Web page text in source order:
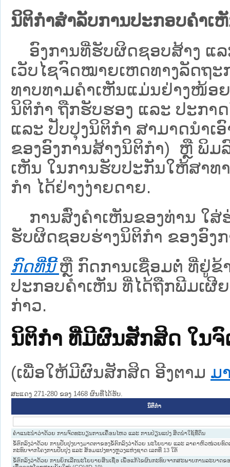
ນິຕິກຳສຳລັບການປະກອບຄຳເ
ອົງການທີ່ຮັບຜິດຊອບສ້າງ ແລ
ເວັບ​ໄຊຈົດໝາຍເຫດທາງລັດຖະ
ທາບທາມຄໍາເຫັນແມ່ນຢ່າງໜ້ອ
ນິຕິກໍາ ຖືກຮັບຮອງ ແລະ ປະກາ
ແລະ ປັບປຸງນິຕິກໍາ ສາມາດນຳເ
ຂອງອົງການສ້າງນິຕິກຳ) ຫຼື ພິມ
ເຫັນ ໃນການຮັບປະກັນໃຫ້ສາທ
ກຳ ໄດ້ຢ່າງງ່າຍດາຍ.
ການສົ່ງຄໍາເຫັນຂອງທ່ານ ໃສ່
ຮັບຜິດຊອບຮ່າງນິຕິກຳ ຂອງອົງ
ກົດທີ່ນີ້ ຫຼື ກົດການເຊື່ອມຕໍ່ ທີ່ຢູ່ຂ້
ປະກອບຄຳເຫັນ ທີ່ໄດ້ຖືກພີມເຜີ
ກ່າວ.
ນິຕິກໍາ ທີ່ມີຜົນສັກສິດ ໃນ
(ເພື່ອໃຫ້ມີຜົນສັກສິດ ອີງຕາມ ມ
ສະແດງ 271-280 ຂອງ 1468 ຜົນທີ່ໄດ້ຮັບ.
ນິຕິກໍາ
ຄຳແນະນຳວ່າດ້ວຍ ການຈົດທະບຽນການເຄື່ອນໄຫວ ແລະ ການປ່ຽນແປງ ສິດນຳໃຊ້ທີ່ດິນ
ຂໍ້ຕົກລົງວ່າດ້ວຍ ການປັບປຸງບາງມາດຕາຂອງຂໍ້ຕົກລົງວ່າດ້ວຍ ນະໂຍບາຍ ແລະ ລາຄາຫົວໜ່ວຍທົ
ກະທົບຈາກໂຄງການປັບປຸງ ແລະ ສ້ອມແປງທາງຫຼວງແຫ່ງຊາດ ເລກທີ 13 ໃຕ້
ຂໍ້ຕົກລົງວ່າດ້ວຍ ການຍົກເລີກນະໂຍບາຍສິນເຊື່ອ ເພື່ອແກ້ໄຂຜົນກະທົບຈາກສະພາບການລະບາດຂ